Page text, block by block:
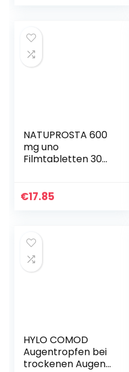
NATUPROSTA 600
mg uno
Filmtabletten 30
€17.85
HYLO COMOD
Augentropfen bei
trockenen Augen